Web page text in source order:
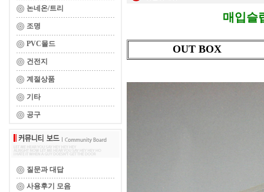
논네온/트리
조명
PVC몰드
건전지
계절상품
기타
공구
질문과 대답
사용후기 모음
매입슬
OUT BOX